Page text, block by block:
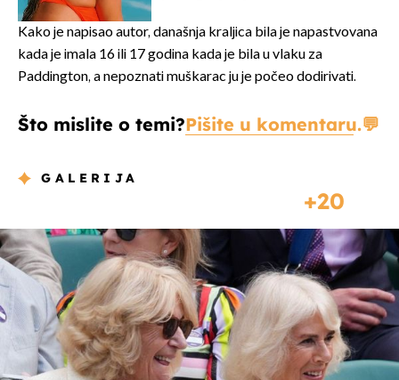
Kako je napisao autor, današnja kraljica bila je napastvovana
kada je imala 16 ili 17 godina kada je bila u vlaku za
Paddington, a nepoznati muškarac ju je počeo dodirivati.
Što mislite o temi?Pišite u komentaru.
GALERIJA
20